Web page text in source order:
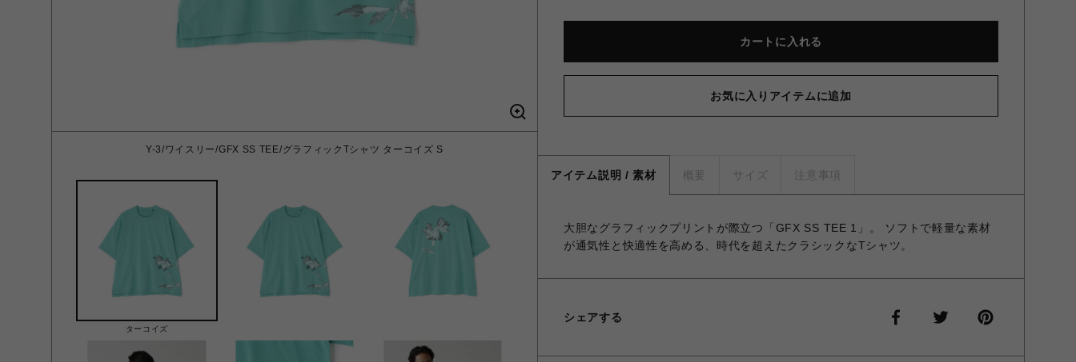
Y-3/ワイスリー/GFX SS TEE/グラフィックTシャツ ターコイズ S
ターコイズ
カートに入れる
お気に入りアイテムに追加
アイテム説明 / 素材 概要 サイズ 注意事項
大胆なグラフィックプリントが際立つ「GFX SS TEE 1」。 ソフトで軽量な素材
が通気性と快適性を高める、時代を超えたクラシックなTシャツ。
シェアする